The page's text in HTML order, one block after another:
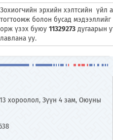
Зохиогчийн эрхийн хэлтсийн үйл
тогтоомж болон бусад
орж үзэх буюу 11329273 дугаарын
лавлана уу.
хороолол, Зүүн 4 зам, Оюуны